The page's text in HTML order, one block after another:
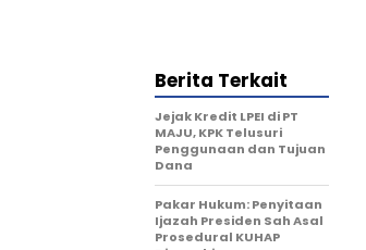
Berita Terkait
Jejak Kredit LPEI di PT
MAJU, KPK Telusuri
Penggunaan dan Tujuan
Dana
Pakar Hukum: Penyitaan
Ijazah Presiden Sah Asal
Prosedural KUHAP